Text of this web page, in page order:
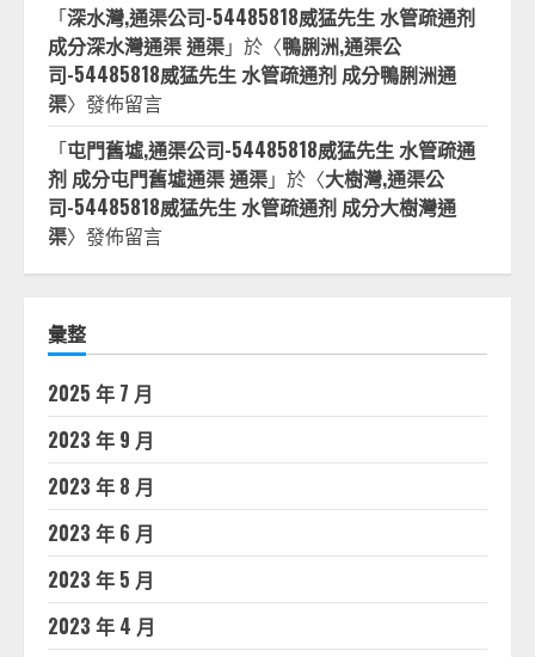
「深水灣,通渠公司-54485818威猛先生 水管疏通剂
成分深水灣通渠 通渠」於〈鴨脷洲,通渠公
司-54485818威猛先生 水管疏通剂 成分鴨脷洲通
渠〉發佈留言
「屯門舊墟,通渠公司-54485818威猛先生 水管疏通
剂 成分屯門舊墟通渠 通渠」於〈大樹灣,通渠公
司-54485818威猛先生 水管疏通剂 成分大樹灣通
渠〉發佈留言
彙整
2025 年 7 月
2023 年 9 月
2023 年 8 月
2023 年 6 月
2023 年 5 月
2023 年 4 月